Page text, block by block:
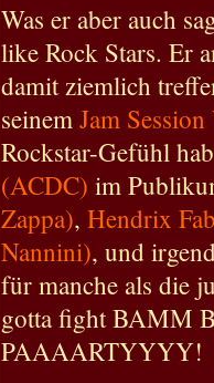
Was er aber auch
like Rock Stars. Er
damit ziemlich
seinem Jam
Rockstar-Gefühl
(ACDC) im
Zappa), Hendrix
Nannini), und
für manche als die
gotta fight BAMM
PAAAARTYYYY!